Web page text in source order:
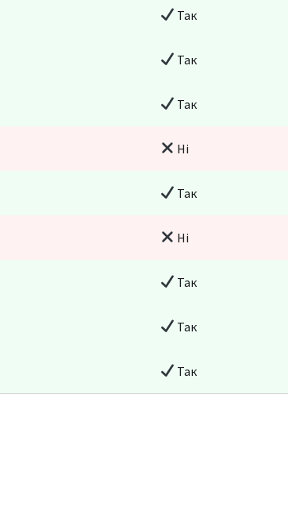
Так
Так
Так
Ні
Так
Ні
Так
Так
Так